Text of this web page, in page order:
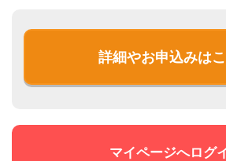
詳細やお申込みは
マイページへログ